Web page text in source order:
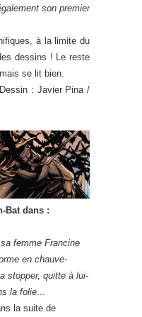
son premier
à la limite du
dessins ! Le reste
se lit bien.
: Javier Pina /
Bat dans :
femme Francine
en chauve-
stopper, quitte à lui-
la folie…
la suite de